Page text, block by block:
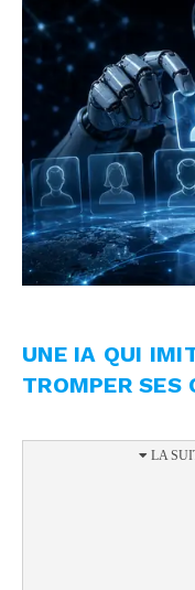
UNE IA QUI
TROMPER SES